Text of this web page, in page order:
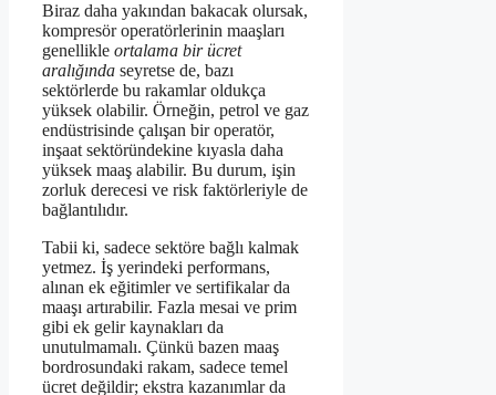
Biraz daha yakından bakacak olursak,
kompresör operatörlerinin maaşları
genellikle ortalama bir ücret
aralığında seyretse de, bazı
sektörlerde bu rakamlar oldukça
yüksek olabilir. Örneğin, petrol ve gaz
endüstrisinde çalışan bir operatör,
inşaat sektöründekine kıyasla daha
yüksek maaş alabilir. Bu durum, işin
zorluk derecesi ve risk faktörleriyle de
bağlantılıdır.
Tabii ki, sadece sektöre bağlı kalmak
yetmez. İş yerindeki performans,
alınan ek eğitimler ve sertifikalar da
maaşı artırabilir. Fazla mesai ve prim
gibi ek gelir kaynakları da
unutulmamalı. Çünkü bazen maaş
bordrosundaki rakam, sadece temel
ücret değildir; ekstra kazanımlar da